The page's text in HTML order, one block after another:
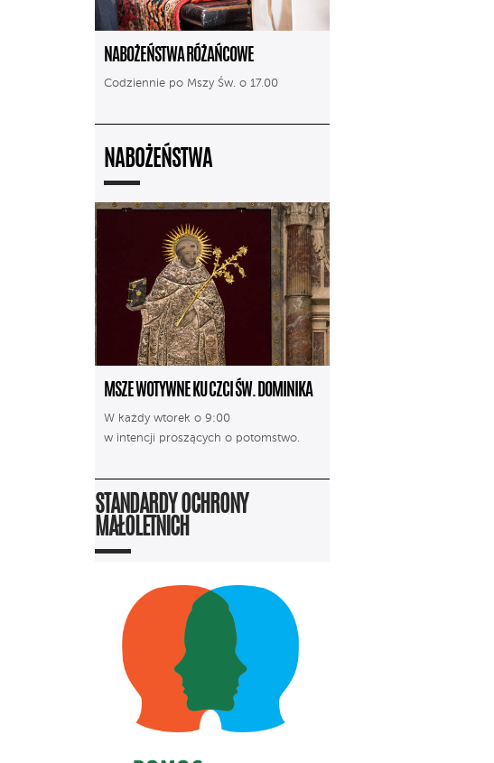
NABOŻEŃSTWA RÓŻAŃCOWE
Codziennie po Mszy Św. o 17.00
NABOŻEŃSTWA
MSZE WOTYWNE KU CZCI ŚW. DOMINIKA
W każdy wtorek o 9:00
w intencji proszących o potomstwo.
STANDARDY OCHRONY
MAŁOLETNICH